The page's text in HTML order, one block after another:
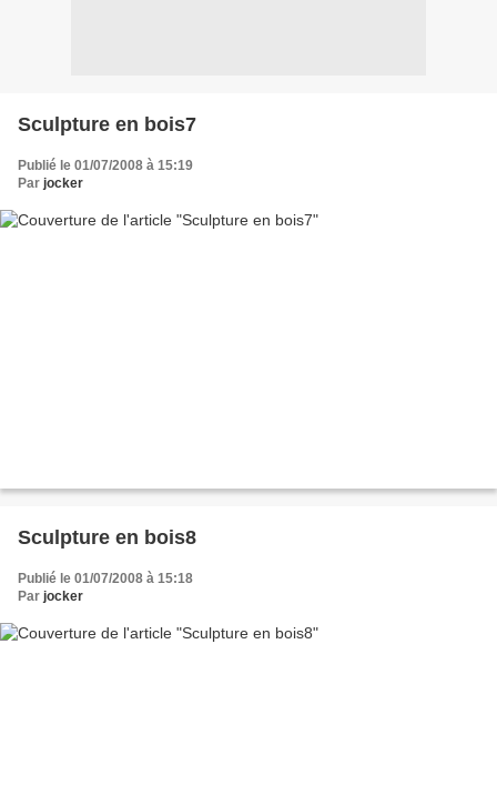
Sculpture en bois7
Publié le 01/07/2008 à 15:19
Par jocker
Sculpture en bois8
Publié le 01/07/2008 à 15:18
Par jocker